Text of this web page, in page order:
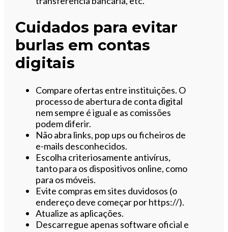
Cuidados para evitar
burlas em contas
digitais
Compare ofertas entre instituições. O
processo de abertura de conta digital
nem sempre é igual e as comissões
podem diferir.
Não abra links, pop ups ou ficheiros de
e-mails desconhecidos.
Escolha criteriosamente antivírus,
tanto para os dispositivos online, como
para os móveis.
Evite compras em sites duvidosos (o
endereço deve começar por https://).
Atualize as aplicações.
Descarregue apenas software oficial e